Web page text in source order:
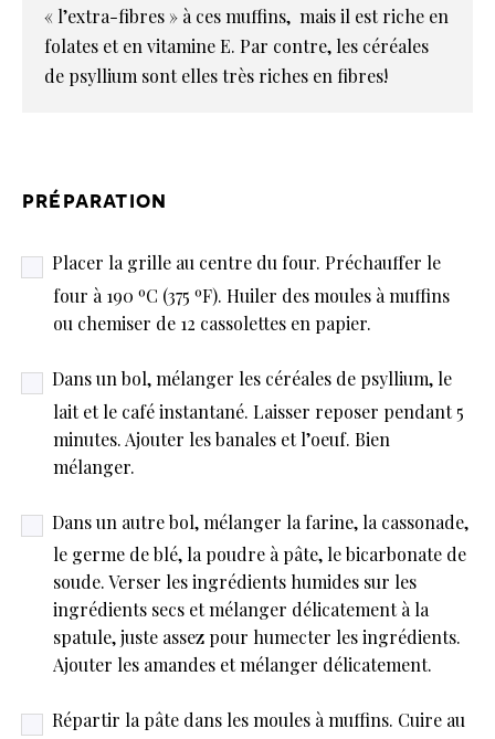
« l’extra-fibres » à ces muffins, mais il est riche en
folates et en vitamine E. Par contre, les céréales
de psyllium sont elles très riches en fibres!
préparation
Placer la grille au centre du four. Préchauffer le
four à 190 ºC (375 ºF). Huiler des moules à muffins
ou chemiser de 12 cassolettes en papier.
Dans un bol, mélanger les céréales de psyllium, le
lait et le café instantané. Laisser reposer pendant 5
minutes. Ajouter les banales et l’oeuf. Bien
mélanger.
Dans un autre bol, mélanger la farine, la cassonade,
le germe de blé, la poudre à pâte, le bicarbonate de
soude. Verser les ingrédients humides sur les
ingrédients secs et mélanger délicatement à la
spatule, juste assez pour humecter les ingrédients.
Ajouter les amandes et mélanger délicatement.
Répartir la pâte dans les moules à muffins. Cuire au